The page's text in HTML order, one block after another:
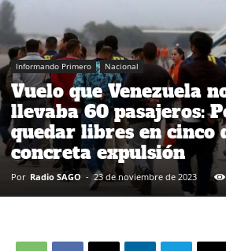
Informando Primero Nacional
Vuelo que Venezuela
llevaba 60 pasajeros:
quedar libres en cinco
concreta expulsión
Por Radio SAGO - 23 de noviembre de 2023